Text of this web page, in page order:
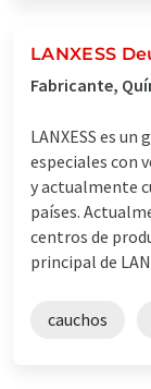
LANXESS
Fabricante,
LANXESS es
especiales con
y actualmente
países.
centros de
principal de
cauchos